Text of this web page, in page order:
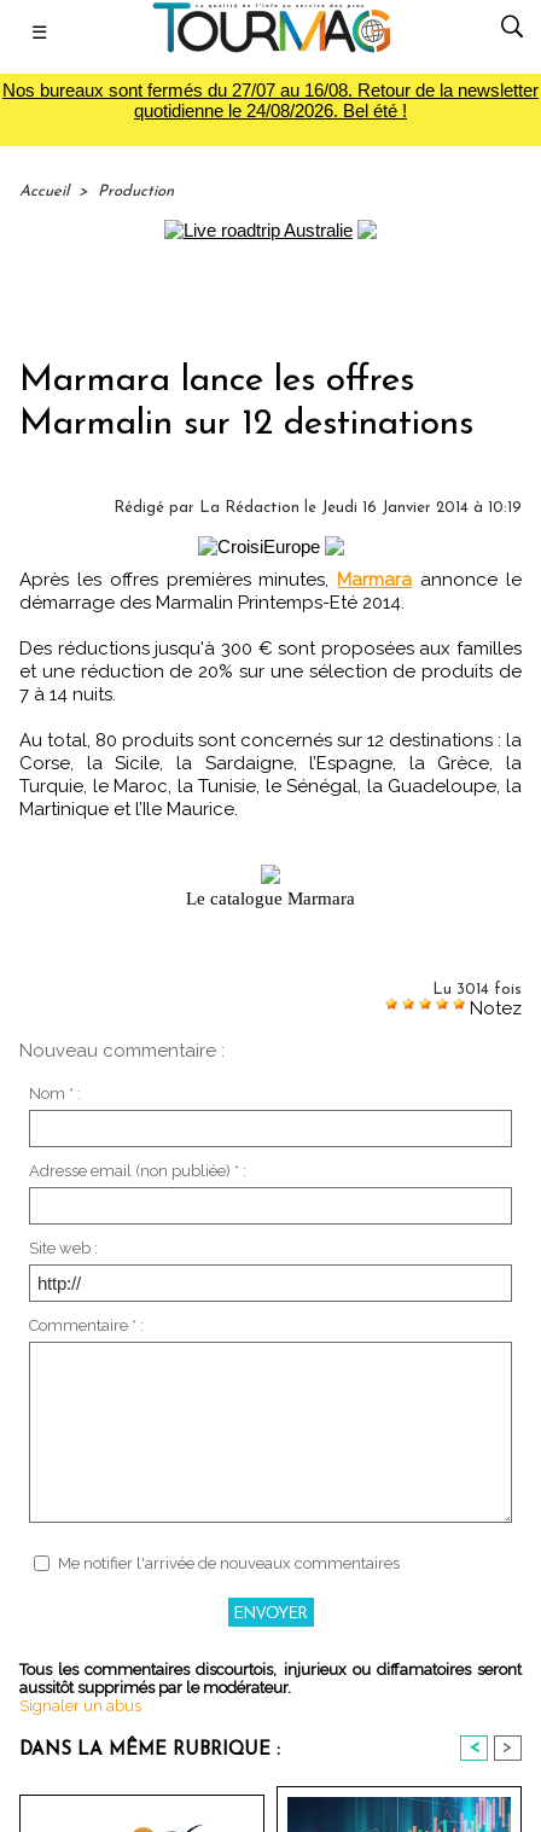
☰
Nos bureaux sont fermés du 27/07 au 16/08. Retour de la newsletter
quotidienne le 24/08/2026. Bel été !
Accueil > Production
Marmara lance les offres
Marmalin sur 12 destinations
Rédigé par La Rédaction le Jeudi 16 Janvier 2014 à 10:19
Après les offres premières minutes, Marmara annonce le
démarrage des Marmalin Printemps-Eté 2014.
Des réductions jusqu'à 300 € sont proposées aux familles
et une réduction de 20% sur une sélection de produits de
7 à 14 nuits.
Au total, 80 produits sont concernés sur 12 destinations : la
Corse, la Sicile, la Sardaigne, l’Espagne, la Grèce, la
Turquie, le Maroc, la Tunisie, le Sénégal, la Guadeloupe, la
Martinique et l’Ile Maurice.
Le catalogue Marmara
Lu 3014 fois
Notez
Nouveau commentaire :
Nom * :
Adresse email (non publiée) * :
Site web :
Commentaire * :
Me notifier l'arrivée de nouveaux commentaires
Tous les commentaires discourtois, injurieux ou diffamatoires seront
aussitôt supprimés par le modérateur.
Signaler un abus
DANS LA MÊME RUBRIQUE : < >